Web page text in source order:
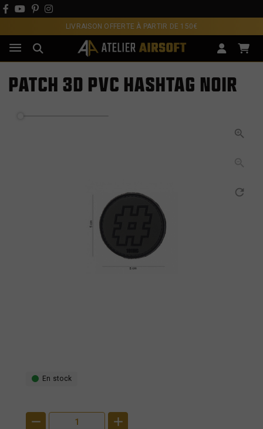
LIVRAISON OFFERTE À PARTIR DE 150€
PATCH 3D PVC HASHTAG NOIR
En stock